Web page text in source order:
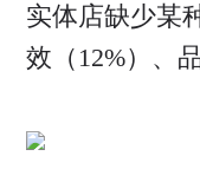
实体店缺少某
效（12%）、